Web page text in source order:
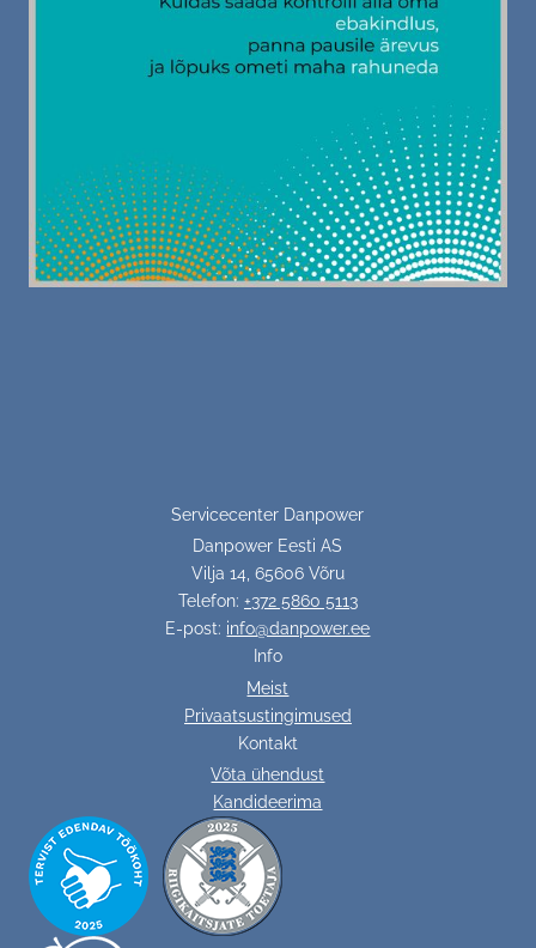
Servicecenter Danpower
Danpower Eesti AS
Vilja 14, 65606 Võru
Telefon: +372 5860 5113
E-post: info@danpower.ee
Info
Meist
Privaatsustingimused
Kontakt
Võta ühendust
Kandideerima